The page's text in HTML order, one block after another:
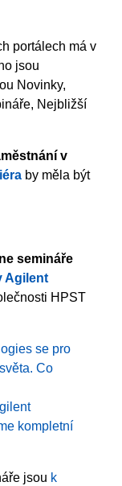
portálech má v
jsou
Novinky,
Nejbližší
v
by měla být
semináře
Agilent
HPST
se pro
Co
kompletní
jsou k